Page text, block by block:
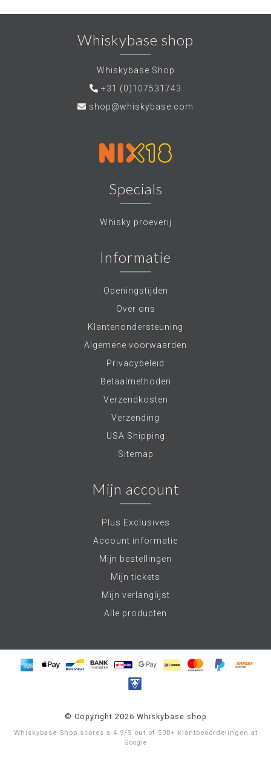
Whiskybase shop
Whiskybase Shop
+31 (0)107531743
shop@whiskybase.com
Specials
Whisky proeverij
Informatie
Openingstijden
Over ons
Klantenondersteuning
Algemene voorwaarden
Privacybeleid
Betaalmethoden
Verzendkosten
Verzending
USA Shipping
Sitemap
Mijn account
Plus Exclusives
Account informatie
Mijn bestellingen
Mijn tickets
Mijn verlanglijst
Alle producten
© Copyright 2026 Whiskybase shop
Whiskybase Shop scores a 4.9/ 5 out of 500+ klantbeoordelingen at
Google